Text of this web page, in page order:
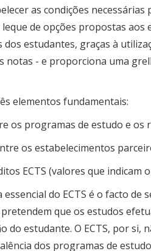
as condições
de opções propostas aos
dos estudantes, graças à
notas - e proporciona uma
elementos fundamentais:
os programas de estudo e os
os estabelecimentos
ECTS (valores que
essencial do ECTS é o facto
que os estudos
do estudante. O ECTS, por si,
dos programas de